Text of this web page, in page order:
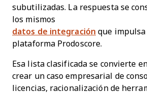
subutilizadas. La respuesta se
los mismos
datos de integración que
plataforma Prodoscore.
Esa lista clasificada se convierte
crear un caso empresarial de
licencias, racionalización de